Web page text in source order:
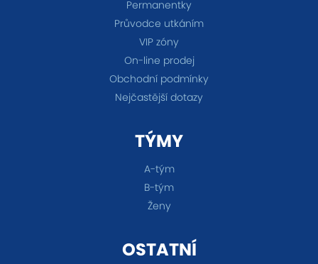
Permanentky
Průvodce utkáním
VIP zóny
On-line prodej
Obchodní podmínky
Nejčastější dotazy
TÝMY
A-tým
B-tým
Ženy
OSTATNÍ